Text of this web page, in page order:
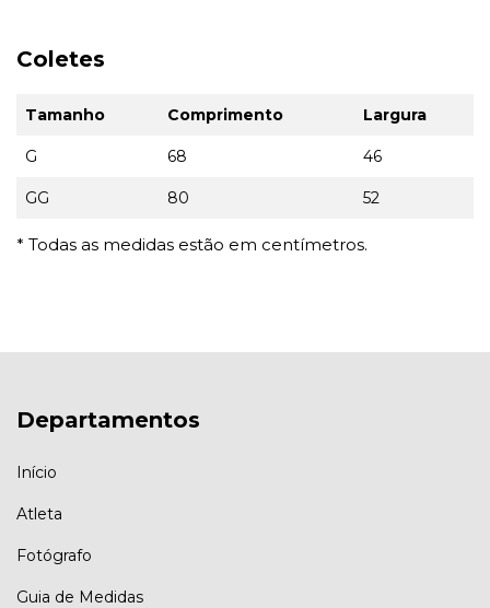
Coletes
Tamanho Comprimento Largura
G 68 46
GG 80 52
* Todas as medidas estão em centímetros.
Departamentos
Início
Atleta
Fotógrafo
Guia de Medidas